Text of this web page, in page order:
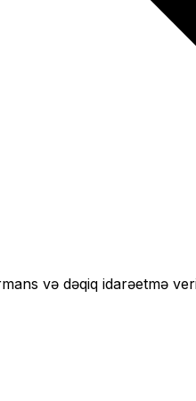
və dəqiq idarəetmə